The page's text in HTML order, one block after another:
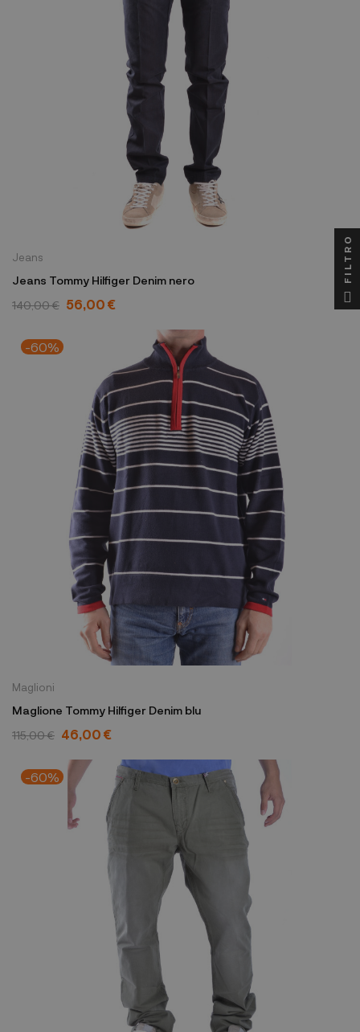
Jeans
Jeans Tommy Hilfiger Denim nero
140,00 € 56,00 €
-60%
Maglioni
Maglione Tommy Hilfiger Denim blu
115,00 € 46,00 €
-60%
FILTRO